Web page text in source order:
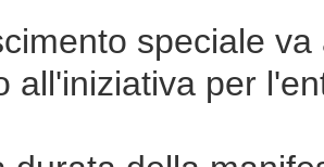
speciale
all'iniziativa per